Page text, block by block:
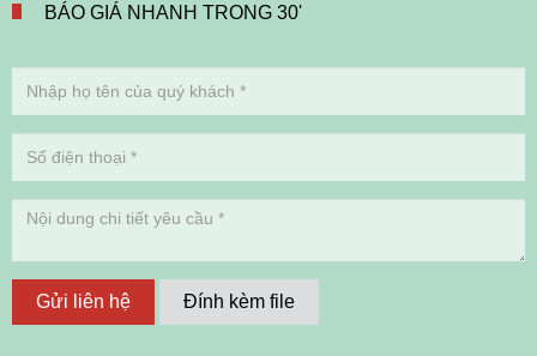
BÁO GIÁ NHANH TRONG 30'
Gửi liên hệ Đính kèm file